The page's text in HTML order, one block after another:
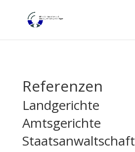
Referenzen
Landgerichte
Amtsgerichte
Staatsanwaltschaft